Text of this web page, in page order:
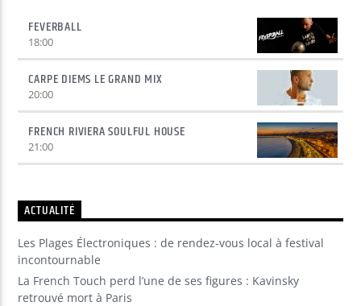
FEVERBALL
18:00
CARPE DIEMS LE GRAND MIX
20:00
FRENCH RIVIERA SOULFUL HOUSE
21:00
ACTUALITÉ
Les Plages Électroniques : de rendez-vous local à festival
incontournable
La French Touch perd l’une de ses figures : Kavinsky
retrouvé mort à Paris